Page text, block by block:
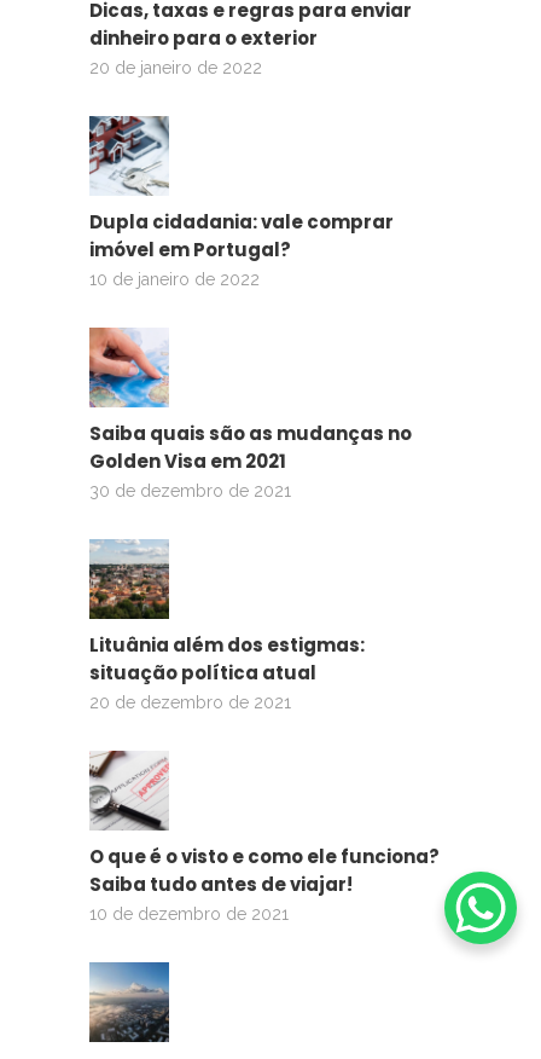
Dicas, taxas e regras para enviar
dinheiro para o exterior
20 de janeiro de 2022
Dupla cidadania: vale comprar
imóvel em Portugal?
10 de janeiro de 2022
Saiba quais são as mudanças no
Golden Visa em 2021
30 de dezembro de 2021
Lituânia além dos estigmas:
situação política atual
20 de dezembro de 2021
O que é o visto e como ele funciona?
Saiba tudo antes de viajar!
10 de dezembro de 2021